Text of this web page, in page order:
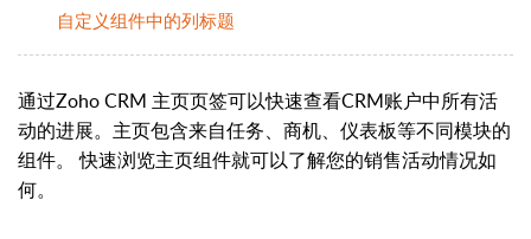
自定义组件中的列标题
通过Zoho CRM 主页页签可以快速查看CRM账户中所有活
动的进展。主页包含来自任务、商机、仪表板等不同模块的
组件。 快速浏览主页组件就可以了解您的销售活动情况如
何。